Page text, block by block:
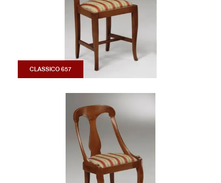
CLASSICO 657